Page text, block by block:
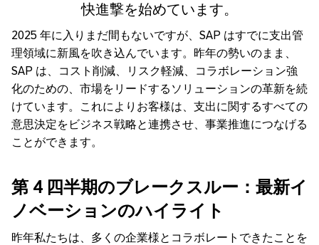
快進撃を始めています。
2025 年に入りまだ間もないですが、SAP はすでに支出管
理領域に新風を吹き込んでいます。昨年の勢いのまま、
SAP は、コスト削減、リスク軽減、コラボレーション強
化のための、市場をリードするソリューションの革新を続
けています。これによりお客様は、支出に関するすべての
意思決定をビジネス戦略と連携させ、事業推進につなげる
ことができます。
第 4 四半期のブレークスルー：最新イ
ノベーションのハイライト
昨年私たちは、多くの企業様とコラボレートできたことを